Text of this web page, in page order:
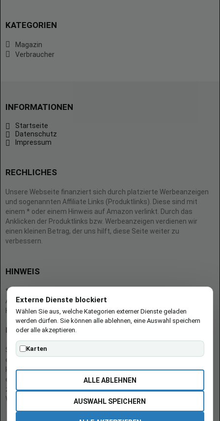
KATEGORIEN
Magazin
Verbraucher
INFORMATIONEN
Startseite
Datenschutz
Impressum
RECHLICHES
Unsere Webseite finanziert sich durch platzierte Werbeanzeigen
und sogenannten Affiliate Links (Produktlinks). Diese sind mit
einem * oder einem Hinweis auf Amazon verlinkt. Durch das
Anklicken der Produktlinks bzw. Werbeanzeigen verdienen wir
einen kleinen Betrag, der uns hilft, diese Seite weiter zu
verbessern.
HINWEIS
* = Afilliate-Link (=Werbung)
Als Amazon-Partner verdient der Seitenbetreiber an qualifizierten
Käufen.
Hinweis zu Preisen und Verfügbarkeiten
Sofern Produktpreise und Verfügbarkeiten angezeigt werden,
entsprechen diese dem angegebenen Stand (Datum/Uhrzeit) und
können sich auf der verlinkten Seite jederzeit ändern. Für den Kauf
eines Produkts gelten die Angaben zu Preis und Verfügbarkeit, die
zum Kaufzeitpunkt [auf der/den maßgeblichen Amazon-
Website(s)] angezeigt werden.
Externe Dienste blockiert
Wählen Sie aus, welche Kategorien externer Dienste geladen
werden dürfen. Sie können alle ablehnen, eine Auswahl speichern
oder alle akzeptieren.
Karten
ALLE ABLEHNEN
AUSWAHL SPEICHERN